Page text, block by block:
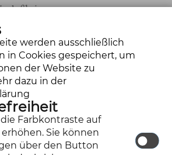
schule.de
31721
284694
werden ausschließlich
in Cookies gespeichert, um
der Website zu
dazu in der
Farbkontraste auf
Sie können
über den Button